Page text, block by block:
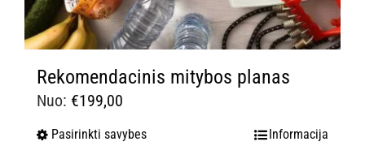
Rekomendacinis mitybos planas
Nuo: €199,00
Pasirinkti savybes Informacija